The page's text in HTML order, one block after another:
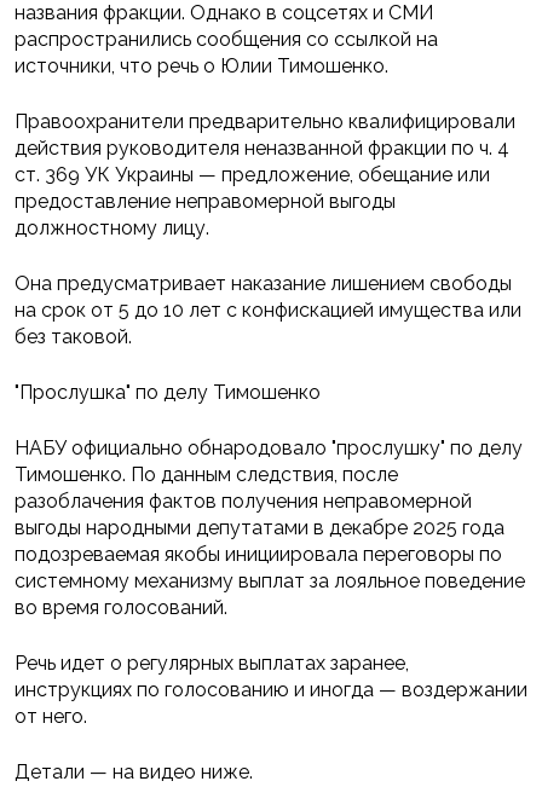
названия фракции. Однако в соцсетях и СМИ
распространились сообщения со ссылкой на
источники, что речь о Юлии Тимошенко.
Правоохранители предварительно квалифицировали
действия руководителя неназванной фракции по ч. 4
ст. 369 УК Украины — предложение, обещание или
предоставление неправомерной выгоды
должностному лицу.
Она предусматривает наказание лишением свободы
на срок от 5 до 10 лет с конфискацией имущества или
без таковой.
"Прослушка" по делу Тимошенко
НАБУ официально обнародовало "прослушку" по делу
Тимошенко. По данным следствия, после
разоблачения фактов получения неправомерной
выгоды народными депутатами в декабре 2025 года
подозреваемая якобы инициировала переговоры по
системному механизму выплат за лояльное поведение
во время голосований.
Речь идет о регулярных выплатах заранее,
инструкциях по голосованию и иногда — воздержании
от него.
Детали — на видео ниже.